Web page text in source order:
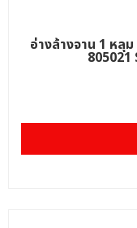
อ่างล้างจาน 1 หลุ
805021